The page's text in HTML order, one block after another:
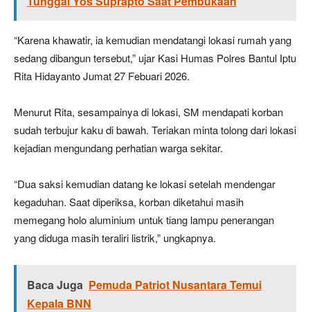
“Karena khawatir, ia kemudian mendatangi lokasi rumah yang
sedang dibangun tersebut,” ujar Kasi Humas Polres Bantul Iptu
Rita Hidayanto Jumat 27 Febuari 2026.
Menurut Rita, sesampainya di lokasi, SM mendapati korban
sudah terbujur kaku di bawah. Teriakan minta tolong dari lokasi
kejadian mengundang perhatian warga sekitar.
“Dua saksi kemudian datang ke lokasi setelah mendengar
kegaduhan. Saat diperiksa, korban diketahui masih
memegang holo aluminium untuk tiang lampu penerangan
yang diduga masih teraliri listrik,” ungkapnya.
Baca Juga Pemuda Patriot Nusantara Temui
Kepala BNN